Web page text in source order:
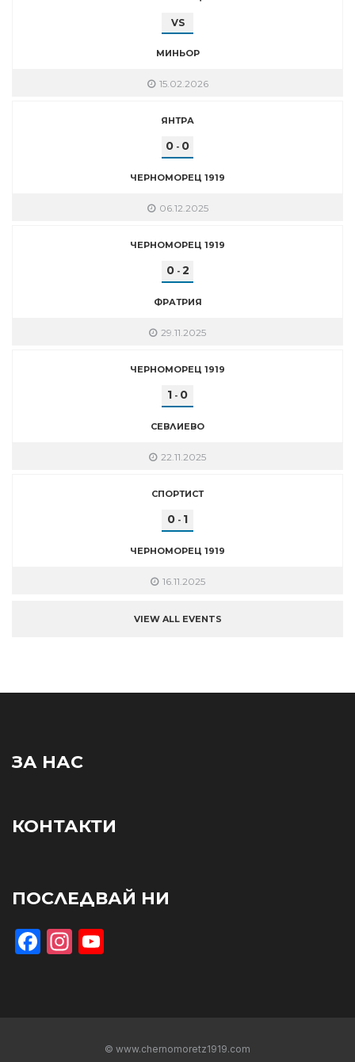
VS
МИНЬОР
15.02.2026
ЯНТРА
0 - 0
ЧЕРНОМОРЕЦ 1919
06.12.2025
ЧЕРНОМОРЕЦ 1919
0- 2
ФРАТРИЯ
29.11.2025
ЧЕРНОМОРЕЦ 1919
1 - 0
СЕВЛИЕВО
22.11.2025
СПОРТИСТ
0 - 1
ЧЕРНОМОРЕЦ 1919
16.11.2025
VIEW ALL EVENTS
ЗА НАС
КОНТАКТИ
ПОСЛЕДВАЙ НИ
Facebook
Instagram
© www.chernomoretz1919.com